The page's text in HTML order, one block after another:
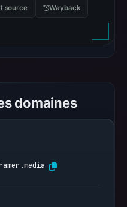
source Wayback
domaines